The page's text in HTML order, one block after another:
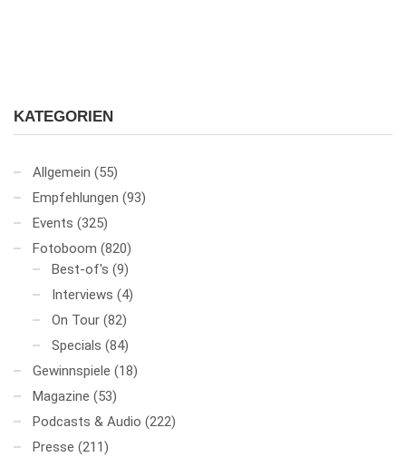
KATEGORIEN
Allgemein (55)
Empfehlungen (93)
Events (325)
Fotoboom (820)
Best-of's (9)
Interviews (4)
On Tour (82)
Specials (84)
Gewinnspiele (18)
Magazine (53)
Podcasts & Audio (222)
Presse (211)